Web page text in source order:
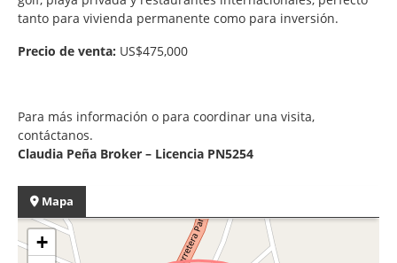
tanto para vivienda permanente como para inversión.
Precio de venta: US$475,000
Para más información o para coordinar una visita,
contáctanos.
Claudia Peña Broker – Licencia PN5254
Mapa
+